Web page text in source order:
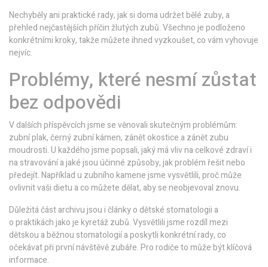
Nechyběly ani praktické rady, jak si doma udržet bělé zuby, a
přehled nejčastějších příčin žlutých zubů. Všechno je podloženo
konkrétními kroky, takže můžete ihned vyzkoušet, co vám vyhovuje
nejvíc.
Problémy, které nesmí zůstat
bez odpovědi
V dalších příspěvcích jsme se věnovali skutečným problémům:
zubní plak, černý zubní kámen, zánět okostice a zánět zubu
moudrosti. U každého jsme popsali, jaký má vliv na celkové zdraví i
na stravování a jaké jsou účinné způsoby, jak problém řešit nebo
předejít. Například u zubního kamene jsme vysvětlili, proč může
ovlivnit vaši dietu a co můžete dělat, aby se neobjevoval znovu.
Důležitá část archivu jsou i články o dětské stomatologii a
o praktikách jako je kyretáž zubů. Vysvětlili jsme rozdíl mezi
dětskou a běžnou stomatologií a poskytli konkrétní rady, co
očekávat při první návštěvě zubáře. Pro rodiče to může být klíčová
informace.